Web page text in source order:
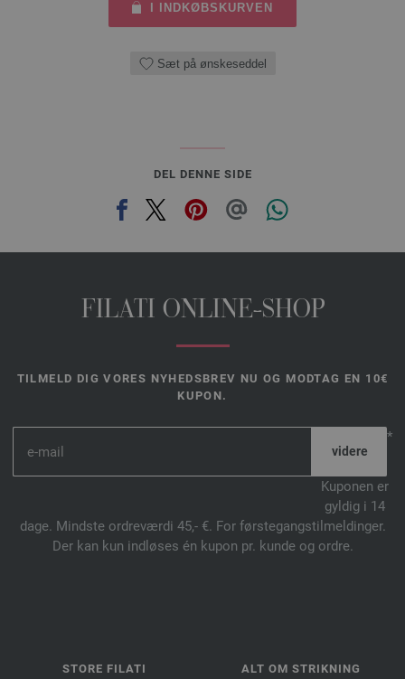
I INDKØBSKURVEN
Sæt på ønskeseddel
DEL DENNE SIDE
FILATI ONLINE-SHOP
TILMELD DIG VORES NYHEDSBREV NU OG MODTAG EN 10€
KUPON.
*
Kuponen er
gyldig i 14
dage. Mindste ordreværdi 45,- €. For førstegangstilmeldinger.
Der kan kun indløses én kupon pr. kunde og ordre.
STORE FILATI ALT OM STRIKNING